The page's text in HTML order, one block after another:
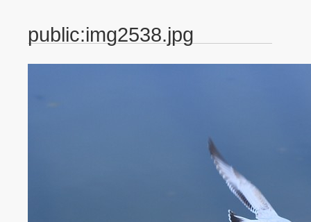
public:img2538.jpg